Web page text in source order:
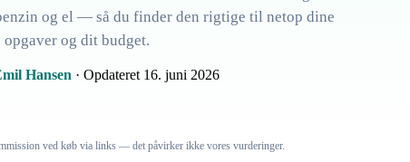
og el — så du finder den rigtige til netop dine
opgaver og dit budget.
Hansen · Opdateret 16. juni 2026
ved køb via links — det påvirker ikke vores vurderinger.